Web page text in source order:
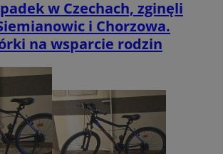
w Czechach, zginęli
i Chorzowa.
na wsparcie rodzin